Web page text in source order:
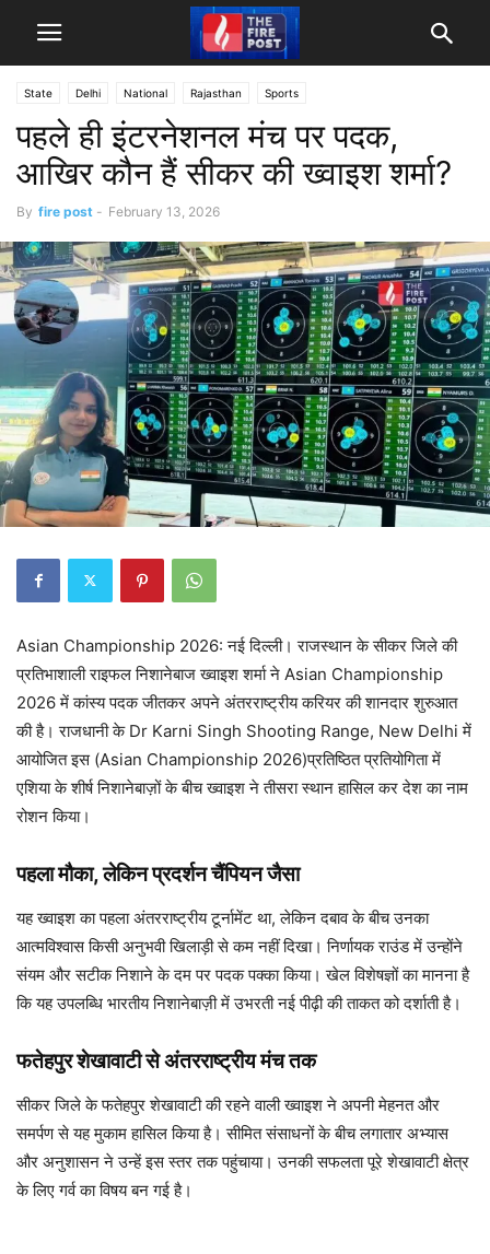
State Delhi National Rajasthan Sports
पहले ही इंटरनेशनल मंच पर पदक,
आखिर कौन हैं सीकर की ख्वाइश शर्मा?
By fire post - February 13, 2026
Asian Championship 2026: नई दिल्ली। राजस्थान के सीकर जिले की
प्रतिभाशाली राइफल निशानेबाज ख्वाइश शर्मा ने Asian Championship
2026 में कांस्य पदक जीतकर अपने अंतरराष्ट्रीय करियर की शानदार शुरुआत
की है। राजधानी के Dr Karni Singh Shooting Range, New Delhi में
आयोजित इस (Asian Championship 2026)प्रतिष्ठित प्रतियोगिता में
एशिया के शीर्ष निशानेबाज़ों के बीच ख्वाइश ने तीसरा स्थान हासिल कर देश का नाम
रोशन किया।
पहला मौका, लेकिन प्रदर्शन चैंपियन जैसा
यह ख्वाइश का पहला अंतरराष्ट्रीय टूर्नामेंट था, लेकिन दबाव के बीच उनका
आत्मविश्वास किसी अनुभवी खिलाड़ी से कम नहीं दिखा। निर्णायक राउंड में उन्होंने
संयम और सटीक निशाने के दम पर पदक पक्का किया। खेल विशेषज्ञों का मानना है
कि यह उपलब्धि भारतीय निशानेबाज़ी में उभरती नई पीढ़ी की ताकत को दर्शाती है।
फतेहपुर शेखावाटी से अंतरराष्ट्रीय मंच तक
सीकर जिले के फतेहपुर शेखावाटी की रहने वाली ख्वाइश ने अपनी मेहनत और
समर्पण से यह मुकाम हासिल किया है। सीमित संसाधनों के बीच लगातार अभ्यास
और अनुशासन ने उन्हें इस स्तर तक पहुंचाया। उनकी सफलता पूरे शेखावाटी क्षेत्र
के लिए गर्व का विषय बन गई है।